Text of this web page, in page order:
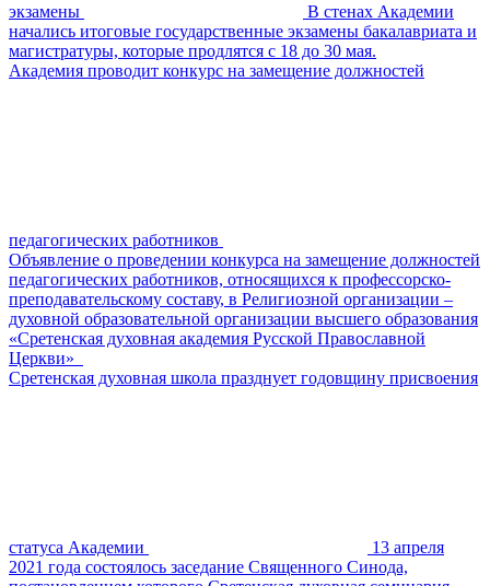
экзамены
В стенах Академии
начались итоговые государственные экзамены бакалавриата и
магистратуры, которые продлятся с 18 до 30 мая.
Академия проводит конкурс на замещение должностей
педагогических работников
Объявление о проведении конкурса на замещение должностей
педагогических работников, относящихся к профессорско-
преподавательскому составу, в Религиозной организации –
духовной образовательной организации высшего образования
«Сретенская духовная академия Русской Православной
Церкви»
Сретенская духовная школа празднует годовщину присвоения
статуса Академии
13 апреля
2021 года состоялось заседание Священного Синода,